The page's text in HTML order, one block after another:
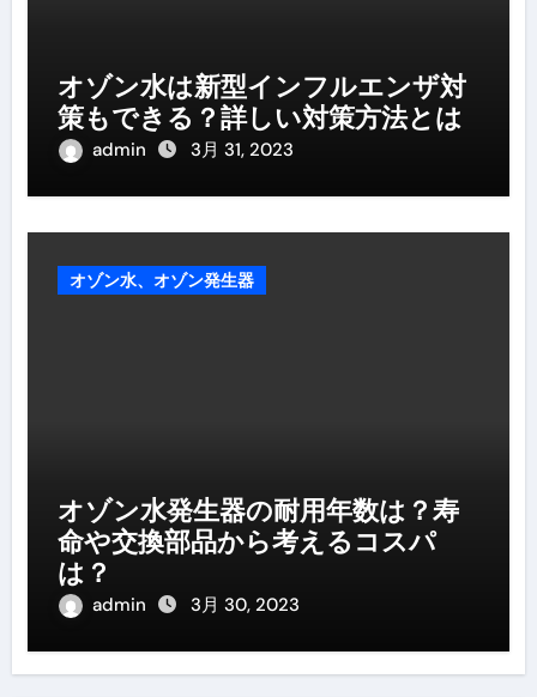
オゾン水は新型インフルエンザ対
策もできる？詳しい対策方法とは
admin 3月 31, 2023
オゾン水、オゾン発生器
オゾン水発生器の耐用年数は？寿
命や交換部品から考えるコスパ
は？
admin 3月 30, 2023